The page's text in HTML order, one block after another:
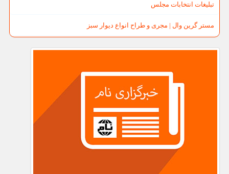
تبلیغات انتخابات مجلس
مستر گرین وال | مجری و طراح انواع دیوار سبز